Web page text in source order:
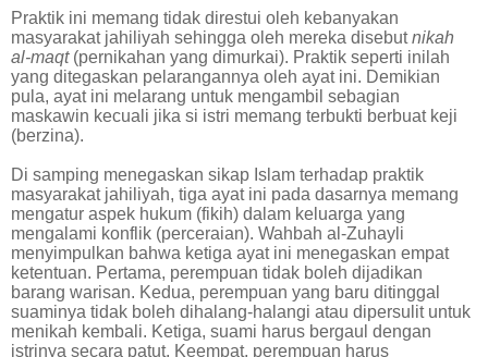
Praktik ini memang tidak direstui oleh kebanyakan
masyarakat jahiliyah sehingga oleh mereka disebutnikah
al-maqt(pernikahan yang dimurkai). Praktik seperti inilah
yang ditegaskan pelarangannya oleh ayat ini. Demikian
pula, ayat ini melarang untuk mengambil sebagian
maskawin kecuali jika si istri memang terbukti berbuat keji
(berzina).
Di samping menegaskan sikap Islam terhadap praktik
masyarakat jahiliyah, tiga ayat ini pada dasarnya memang
mengatur aspek hukum (fikih) dalam keluarga yang
mengalami konflik (perceraian). Wahbah al-Zuhayli
menyimpulkan bahwa ketiga ayat ini menegaskan empat
ketentuan. Pertama, perempuan tidak boleh dijadikan
barang warisan. Kedua, perempuan yang baru ditinggal
suaminya tidak boleh dihalang-halangi atau dipersulit untuk
menikah kembali. Ketiga, suami harus bergaul dengan
istrinya secara patut. Keempat, perempuan harus